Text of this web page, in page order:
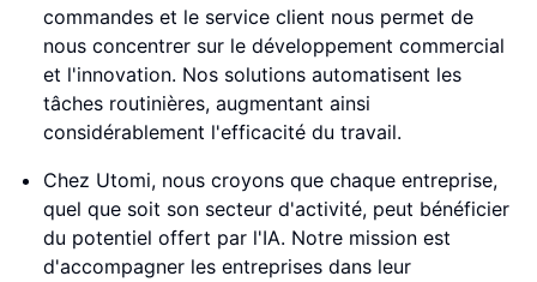
commandes et le service client nous permet de
nous concentrer sur le développement commercial
et l'innovation. Nos solutions automatisent les
tâches routinières, augmentant ainsi
considérablement l'efficacité du travail.
Chez Utomi, nous croyons que chaque entreprise,
quel que soit son secteur d'activité, peut bénéficier
du potentiel offert par l'IA. Notre mission est
d'accompagner les entreprises dans leur